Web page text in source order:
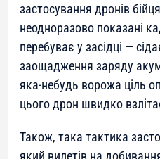
застосування дронів
неодноразово показані
перебуває у засідці —
заощадження заряду
яка-небудь ворожа ціль
цього дрон швидко
Також, така тактика
який вилетів на